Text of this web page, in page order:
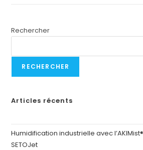
Rechercher
RECHERCHER
Articles récents
Humidification industrielle avec
SETOJet